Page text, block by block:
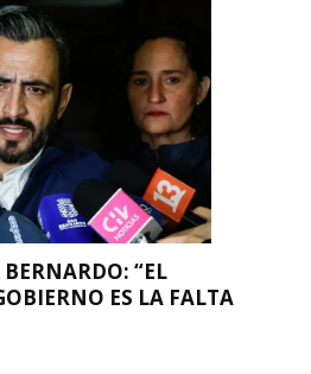
“EL
ES LA FALTA